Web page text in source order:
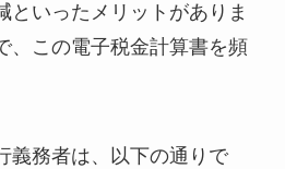
といったメリットがありま
、この電子税金計算書を頻
義務者は、以下の通りで